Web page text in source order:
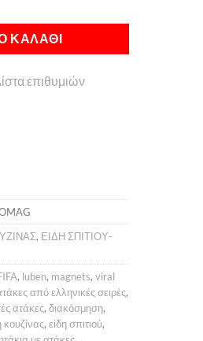
ΚΑΛΆΘΙ
επιθυμιών
, ΕΙΔΗ ΣΠΙΤΙΟΥ-
, luben, magnets, viral
από ελληνικές σειρές,
ατάκες, διακόσμηση,
κουζίνας, είδη σπιτιού,